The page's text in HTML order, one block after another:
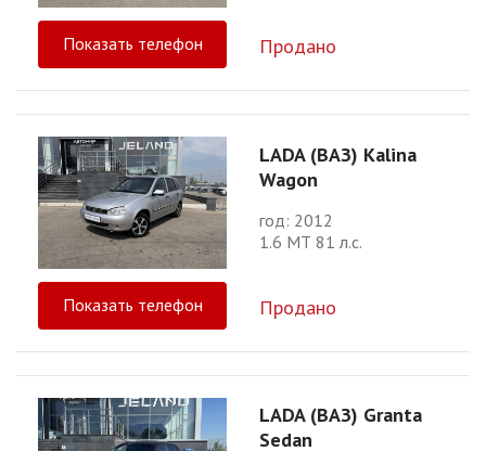
Показать телефон Продано
LADA (ВАЗ) Kalina
Wagon
год: 2012
1.6 МТ 81 л.с.
Показать телефон Продано
LADA (ВАЗ) Granta
Sedan